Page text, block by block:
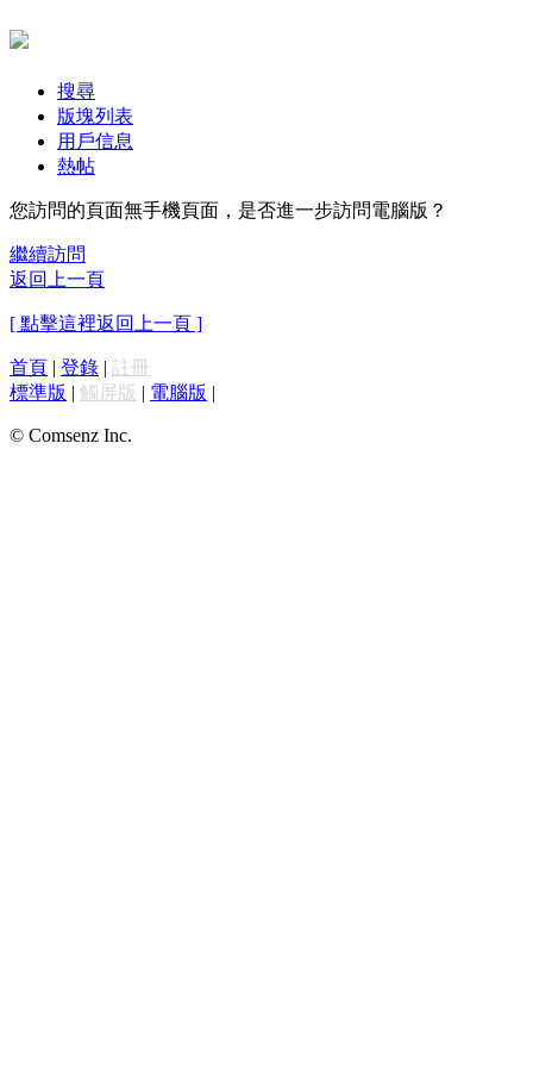
搜尋
版塊列表
用戶信息
熱帖
您訪問的頁面無手機頁面，是否進一步訪問電腦版？
繼續訪問
返回上一頁
[ 點擊這裡返回上一頁 ]
首頁 | 登錄 | 註冊
標準版 | 觸屏版 | 電腦版 |
© Comsenz Inc.